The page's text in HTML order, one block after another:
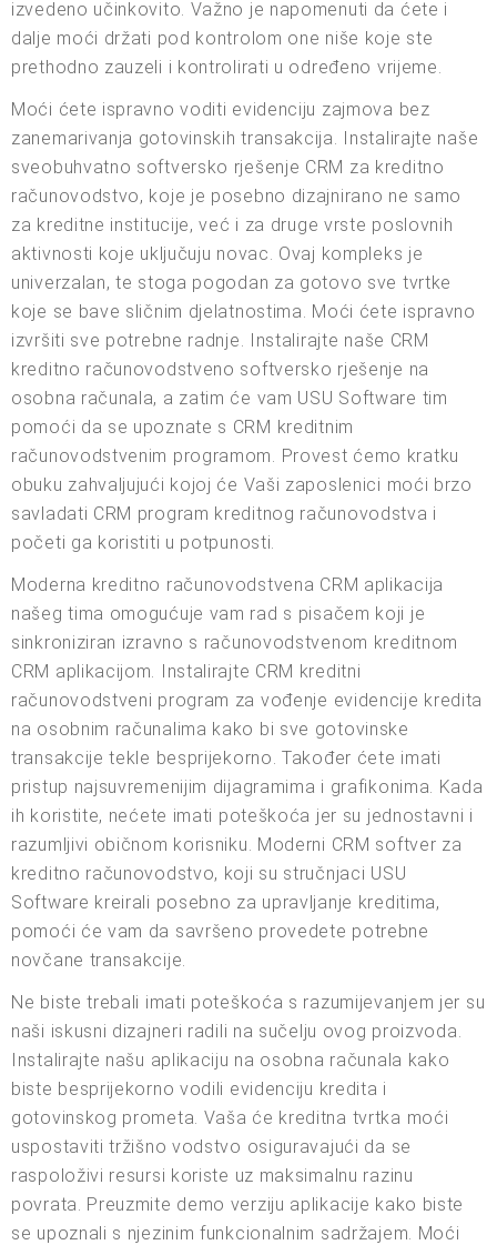
izvedeno učinkovito. Važno je napomenuti da ćete i
dalje moći držati pod kontrolom one niše koje ste
prethodno zauzeli i kontrolirati u određeno vrijeme.
Moći ćete ispravno voditi evidenciju zajmova bez
zanemarivanja gotovinskih transakcija. Instalirajte naše
sveobuhvatno softversko rješenje CRM za kreditno
računovodstvo, koje je posebno dizajnirano ne samo
za kreditne institucije, već i za druge vrste poslovnih
aktivnosti koje uključuju novac. Ovaj kompleks je
univerzalan, te stoga pogodan za gotovo sve tvrtke
koje se bave sličnim djelatnostima. Moći ćete ispravno
izvršiti sve potrebne radnje. Instalirajte naše CRM
kreditno računovodstveno softversko rješenje na
osobna računala, a zatim će vam USU Software tim
pomoći da se upoznate s CRM kreditnim
računovodstvenim programom. Provest ćemo kratku
obuku zahvaljujući kojoj će Vaši zaposlenici moći brzo
savladati CRM program kreditnog računovodstva i
početi ga koristiti u potpunosti.
Moderna kreditno računovodstvena CRM aplikacija
našeg tima omogućuje vam rad s pisačem koji je
sinkroniziran izravno s računovodstvenom kreditnom
CRM aplikacijom. Instalirajte CRM kreditni
računovodstveni program za vođenje evidencije kredita
na osobnim računalima kako bi sve gotovinske
transakcije tekle besprijekorno. Također ćete imati
pristup najsuvremenijim dijagramima i grafikonima. Kada
ih koristite, nećete imati poteškoća jer su jednostavni i
razumljivi običnom korisniku. Moderni CRM softver za
kreditno računovodstvo, koji su stručnjaci USU
Software kreirali posebno za upravljanje kreditima,
pomoći će vam da savršeno provedete potrebne
novčane transakcije.
Ne biste trebali imati poteškoća s razumijevanjem jer su
naši iskusni dizajneri radili na sučelju ovog proizvoda.
Instalirajte našu aplikaciju na osobna računala kako
biste besprijekorno vodili evidenciju kredita i
gotovinskog prometa. Vaša će kreditna tvrtka moći
uspostaviti tržišno vodstvo osiguravajući da se
raspoloživi resursi koriste uz maksimalnu razinu
povrata. Preuzmite demo verziju aplikacije kako biste
se upoznali s njezinim funkcionalnim sadržajem. Moći